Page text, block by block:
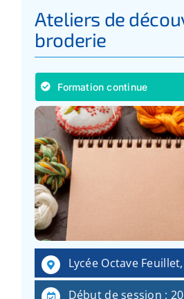
Ateliers de
broderie
Formation continue
Lycée Octave
Début de session :